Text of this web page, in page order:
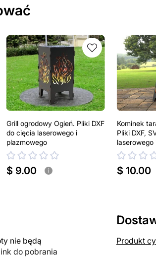
Grill ogrodowy Ogień. Pliki DXF
do cięcia laserowego i
plazmowego
$ 9.00 i
Kominek
Pliki DXF,
laserowego
Kominek
$ 10.00
nie będą
do pobrania
Produkt